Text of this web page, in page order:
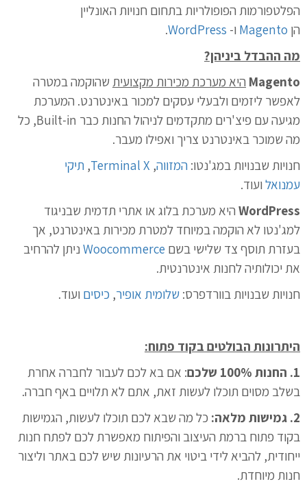
הפלטפורמות הפופולריות בתחום חנויות האונליין
הן Magento ו- WordPress
.
מה ההבדל ביניהן?
Magento היא מערכת מכירות מקצועית שהוקמה במטרה
לאפשר ליזמים ולבעלי עסקים למכור באינטרנט. המערכת
מגיעה עם פיצ'רים מתקדמים לניהול החנות כבר Built-in, כל
מה שמוכר באינטרנט צריך ואפילו מעבר.
חנויות שבנויות במג'נטו: המזווה,
Terminal X
, תיקי
עמנואל ועוד.
WordPress היא מערכת בלוג או אתרי תדמית שבניגוד
למג'נטו לא הוקמה במיוחד למטרת מכירות באינטרנט, אך
בעזרת תוסף צד שלישי בשם Woocommerce ניתן להרחיב
את יכולותיה לחנות אינטרנטית.
חנויות שבנויות בוורדפרס: שלומית אופיר, כיסים ועוד.
היתרונות הבולטים בקוד פתוח:
1. החנות 100% שלכם
: אם בא לכם לעבור לחברה אחרת
בשלב מסוים תוכלו לעשות זאת, אתם לא תלויים באף חברה.
2. גמישות מלאה:
כל מה שבא לכם תוכלו לעשות, הגמישות
בקוד פתוח ברמת העיצוב והפיתוח מאפשרת לכם לפתח חנות
ייחודית, להביא לידי ביטוי את הרעיונות שיש לכם באתר וליצור
חנות מיוחדת.